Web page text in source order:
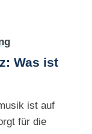
Was ist
ist auf
für die